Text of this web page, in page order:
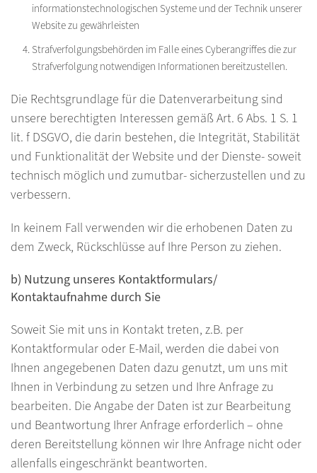
informationstechnologischen Systeme und der Technik unserer
Website zu gewährleisten
Strafverfolgungsbehörden im Falle eines Cyberangriffes die zur
Strafverfolgung notwendigen Informationen bereitzustellen.
Die Rechtsgrundlage für die Datenverarbeitung sind
unsere berechtigten Interessen gemäß Art. 6 Abs. 1 S. 1
lit. f DSGVO, die darin bestehen, die Integrität, Stabilität
und Funktionalität der Website und der Dienste- soweit
technisch möglich und zumutbar- sicherzustellen und zu
verbessern.
In keinem Fall verwenden wir die erhobenen Daten zu
dem Zweck, Rückschlüsse auf Ihre Person zu ziehen.
b) Nutzung unseres Kontaktformulars/
Kontaktaufnahme durch Sie
Soweit Sie mit uns in Kontakt treten, z.B. per
Kontaktformular oder E-Mail, werden die dabei von
Ihnen angegebenen Daten dazu genutzt, um uns mit
Ihnen in Verbindung zu setzen und Ihre Anfrage zu
bearbeiten. Die Angabe der Daten ist zur Bearbeitung
und Beantwortung Ihrer Anfrage erforderlich – ohne
deren Bereitstellung können wir Ihre Anfrage nicht oder
allenfalls eingeschränkt beantworten.